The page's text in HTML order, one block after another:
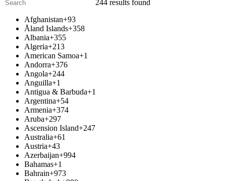
244 results found
Afghanistan+93
Åland Islands+358
Albania+355
Algeria+213
American Samoa+1
Andorra+376
Angola+244
Anguilla+1
Antigua & Barbuda+1
Argentina+54
Armenia+374
Aruba+297
Ascension Island+247
Australia+61
Austria+43
Azerbaijan+994
Bahamas+1
Bahrain+973